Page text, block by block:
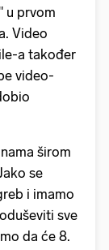
u prvom
Video
a također
video-
širom
se
i imamo
sve
da će 8.